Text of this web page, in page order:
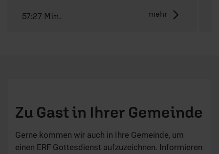
mehr
57:27 Min.
Zu Gast in Ihrer Gemeinde
Gerne kommen wir auch in Ihre Gemeinde, um
einen ERF Gottesdienst aufzuzeichnen. Informieren